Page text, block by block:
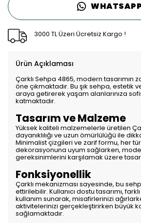
WHATSAPP
3000 TL Üzeri Ücretsiz Kargo !
Ürün Açıklaması
Çarklı Sehpa 4865, modern tasarımın
öne çıkmaktadır. Bu şık sehpa, estetik
araya getirerek yaşam alanlarınıza
katmaktadır.
Tasarım ve Malzeme
Yüksek kaliteli malzemelerle üretilen
dayanıklılığı ve uzun ömürlülüğü ile
Minimalist çizgileri ve zarif formu, her
dekorasyonuna uyum sağlarken,
gereksinimlerini karşılamak üzere
Fonksiyonellik
Çarklı mekanizması sayesinde, bu
ettirilebilir. Kullanıcı dostu tasarımı,
kullanım sunarak, misafirlerinizi
aktivitelerinizi gerçekleştirirken büyük
sağlamaktadır.